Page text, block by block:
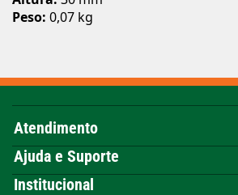
Peso: 0,07 kg
Atendimento
Ajuda e Suporte
Institucional